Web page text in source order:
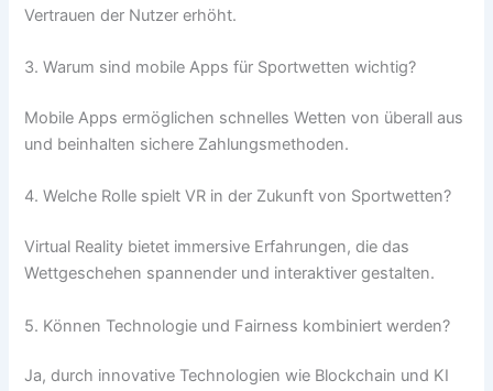
Vertrauen der Nutzer erhöht.
3. Warum sind mobile Apps für Sportwetten wichtig?
Mobile Apps ermöglichen schnelles Wetten von überall aus
und beinhalten sichere Zahlungsmethoden.
4. Welche Rolle spielt VR in der Zukunft von Sportwetten?
Virtual Reality bietet immersive Erfahrungen, die das
Wettgeschehen spannender und interaktiver gestalten.
5. Können Technologie und Fairness kombiniert werden?
Ja, durch innovative Technologien wie Blockchain und KI